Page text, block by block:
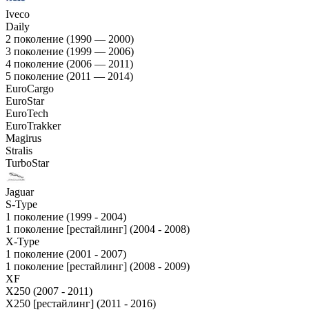
Iveco
Daily
2 поколение (1990 — 2000)
3 поколение (1999 — 2006)
4 поколение (2006 — 2011)
5 поколение (2011 — 2014)
EuroCargo
EuroStar
EuroTech
EuroTrakker
Magirus
Stralis
TurboStar
Jaguar
S-Type
1 поколение (1999 - 2004)
1 поколение [рестайлинг] (2004 - 2008)
X-Type
1 поколение (2001 - 2007)
1 поколение [рестайлинг] (2008 - 2009)
XF
X250 (2007 - 2011)
X250 [рестайлинг] (2011 - 2016)